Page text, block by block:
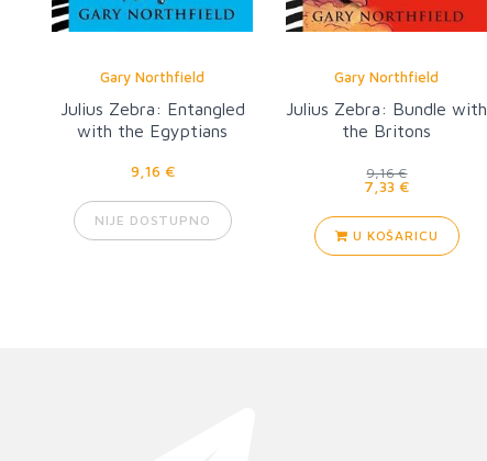
Gary Northfield
Julius Zebra: Entangled
with the Egyptians
9,16 €
NIJE DOSTUPNO
Gary Northfield
Julius Zebra: Bundle with
the Britons
9,16 €
7,33 €
U KOŠARICU